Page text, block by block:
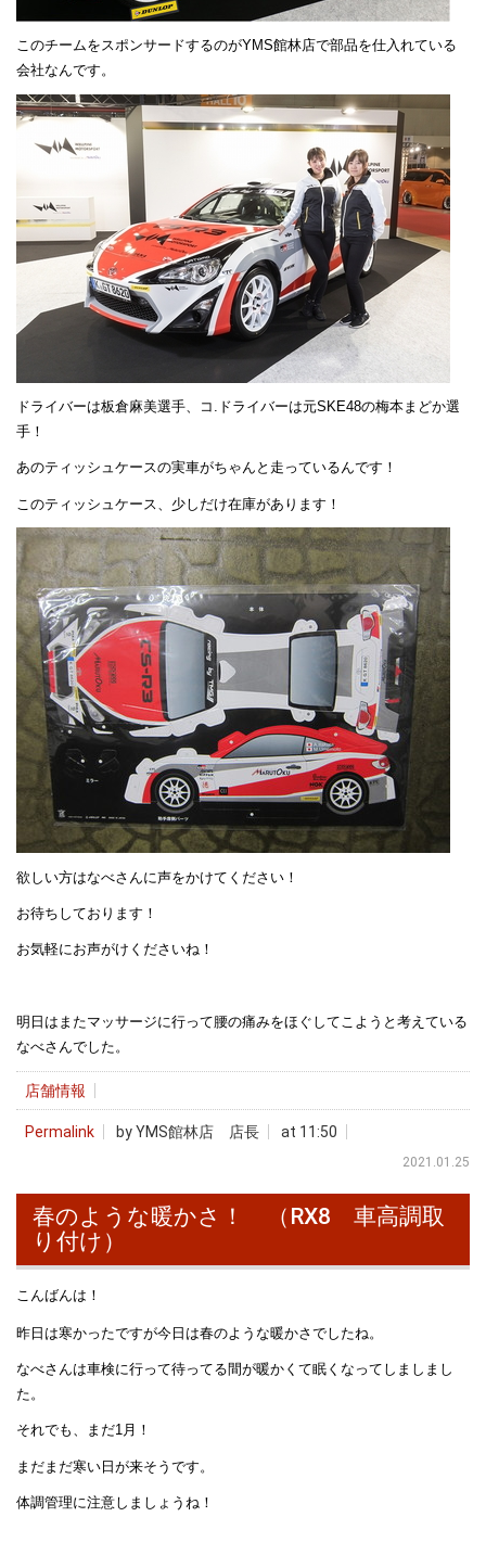
このチームをスポンサードするのがYMS館林店で部品を仕入れている
会社なんです。
ドライバーは板倉麻美選手、コ.ドライバーは元SKE48の梅本まどか選
手！
あのティッシュケースの実車がちゃんと走っているんです！
このティッシュケース、少しだけ在庫があります！
欲しい方はなべさんに声をかけてください！
お待ちしております！
お気軽にお声がけくださいね！
明日はまたマッサージに行って腰の痛みをほぐしてこようと考えている
なべさんでした。
店舗情報
Permalink by YMS館林店 店長 at 11:50
2021.01.25
春のような暖かさ！ （RX8 車高調取
り付け）
こんばんは！
昨日は寒かったですが今日は春のような暖かさでしたね。
なべさんは車検に行って待ってる間が暖かくて眠くなってしましまし
た。
それでも、まだ1月！
まだまだ寒い日が来そうです。
体調管理に注意しましょうね！